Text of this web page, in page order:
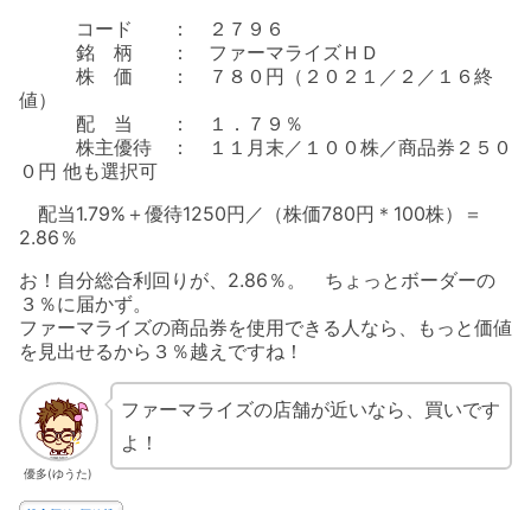
コード ： ２７９６
銘 柄 ： ファーマライズＨＤ
株 価 ： ７８０円（２０２１／２／１６終
値）
配 当 ： １．７９％
株主優待 ： １１月末／１００株／商品券２５０
０円 他も選択可
配当1.79%＋優待1250円／（株価780円＊100株）＝
2.86％
お！自分総合利回りが、2.86％。 ちょっとボーダーの
３％に届かず。
ファーマライズの商品券を使用できる人なら、もっと価値
を見出せるから３％越えですね！
優多(ゆうた)
ファーマライズの店舗が近いなら、買いです
よ！